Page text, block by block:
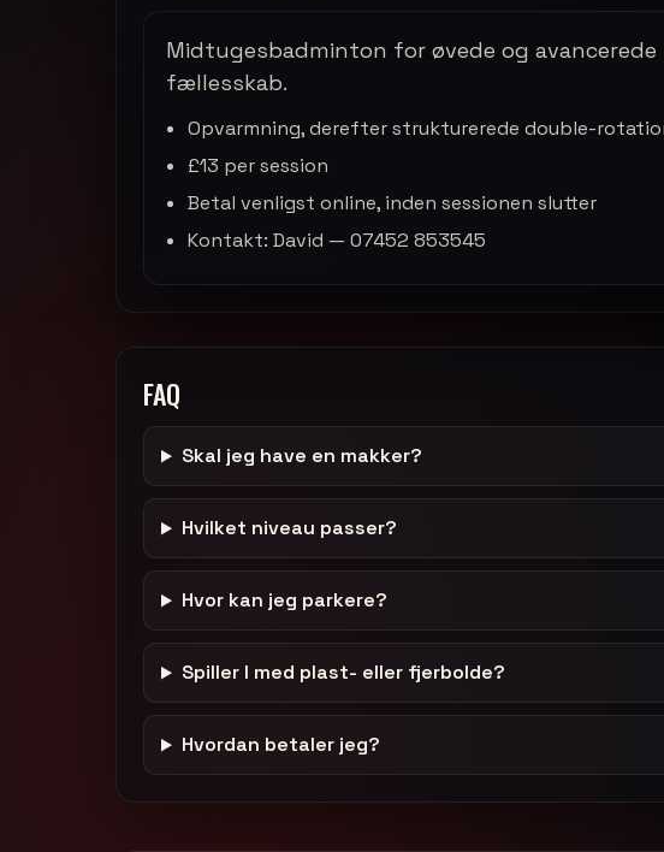
Midtugesbadminton for øvede og
fællesskab.
Opvarmning, derefter strukturerede double-
£13 per session
Betal venligst online, inden sessionen slutter
Kontakt: David — 07452 853545
FAQ
Skal jeg have en makker?
Hvilket niveau passer?
Hvor kan jeg parkere?
Spiller I med plast- eller fjerbolde?
Hvordan betaler jeg?